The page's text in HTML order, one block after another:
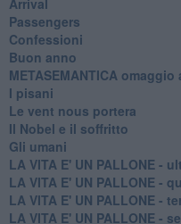
Passengers
Confessioni
Buon anno
METASEMANTICA
I pisani
Le vent nous portera
Il Nobel e il soffritto
Gli umani
LA VITA E' UN PALLONE -
LA VITA E' UN PALLONE -
LA VITA E' UN PALLONE -
LA VITA E' UN PALLONE -